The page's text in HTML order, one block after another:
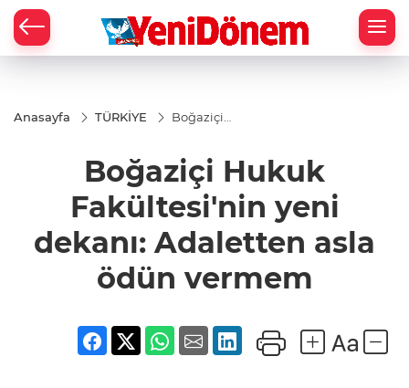
Anasayfa TÜRKİYE
Boğaziçi
yeni dekanı:
Adaletten
asla ödün
vermem
Boğaziçi Hukuk
Fakültesi'nin yeni
dekanı: Adaletten asla
ödün vermem